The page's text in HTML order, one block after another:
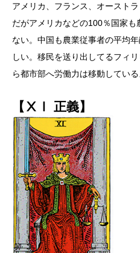
アメリカ、フランス、オーストラ
だがアメリカなどの100％国家
ない。中国も農業従事者の平均
しい。移民を送り出してるフィ
ら都市部へ労働力は移動している
【ⅩⅠ 正義】